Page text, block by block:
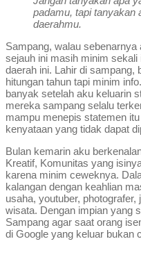
padamu, tapi tanyakan
daerahmu.
Sampang, walau
sejauh ini masih minim
daerah ini. Lahir di sampang,
hitungan tahun tapi minim
banyak setelah aku keluarin
mereka sampang selalu
mampu menepis statemen
kenyataan yang tidak dapat
Bulan kemarin aku
Kreatif, Komunitas yang
karena minim ceweknya.
kalangan dengan keahlian
usaha, youtuber,
wisata. Dengan impian yang
Sampang agar saat orang
di Google yang keluar bukan